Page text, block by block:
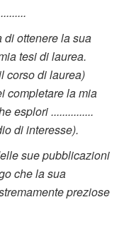
di ottenere la sua
tesi di laurea.
corso di laurea)
completare la mia
esplori ...............
di interesse).
sue pubblicazioni
che la sua
preziose